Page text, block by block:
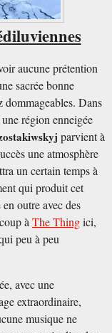
aucune prétention
sacrée bonne
dommageables. Dans
région enneigée
parvient à
une atmosphère
un certain temps à
qui produit cet
outre avec des
àThe Thingici,
peu à peu
avec une
extraordinaire,
musique ne